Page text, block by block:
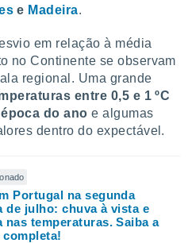
e Madeira.
em relação à média
no Continente se observam
regional. Uma grande
entre 0,5 e 1 ºC
do ano e algumas
dentro do expectável.
Portugal na segunda
de julho: chuva à vista e
nas temperaturas. Saiba a
completa!